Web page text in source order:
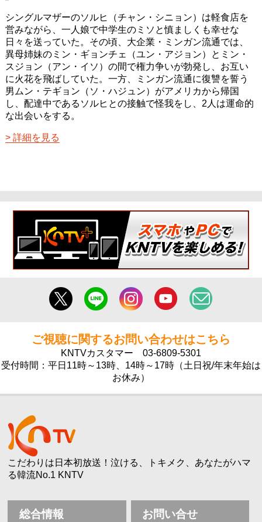
シングルマザーのソルヒ（チャン・シニョン）は軽食店を
営みながら、一人娘で中学生のミソと慎ましくも幸せな
日々を送っていた。その頃、大企業・ミンガン流通では、
異母姉妹のミン・ギョンチェ（ユン・アジョン）とミン・
スジョン（アン・イソ）の間で権力争いが勃発し、お互い
に火花を飛ばしていた。一方、ミンガン流通に復讐を誓う
男ムン・テギョン（ソ・ハジュン）がアメリカから帰国
し、配達中であるソルヒとの接触で怪我をし、2人は運命的
な出会いをする。
詳細を見る
ご視聴に関するお問い合わせはこちら
KNTVカスタマー 03-6809-5301
受付時間：平日11時～13時、14時～17時（土日祝/年末年始は
お休み）
こだわりは日本初放送！泣ける、トキメク、あなたがハマ
る韓流No.1 KNTV
総合情報 お問い合せ